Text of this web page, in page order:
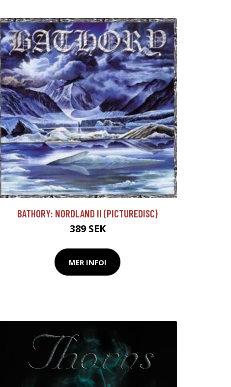
BATHORY: NORDLAND II (PICTUREDISC)
389 SEK
MER INFO!